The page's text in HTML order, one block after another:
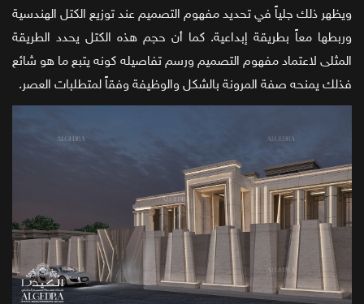
ويظهر ذلك جلياً في تحديد مفهوم التصميم عند توزيع الكتل الهندسية
وربطها معاً بطريقة إبداعية. كما أن حجم هذه الكتل يحدد الطريقة
المثلى لاعتماد مفهوم التصميم ورسم تفاصيله كونه يتبع ما هو شائع
فذلك يمنحه صفة المرونة بالشكل والوظيفة وفقاً لمتطلبات العصر.